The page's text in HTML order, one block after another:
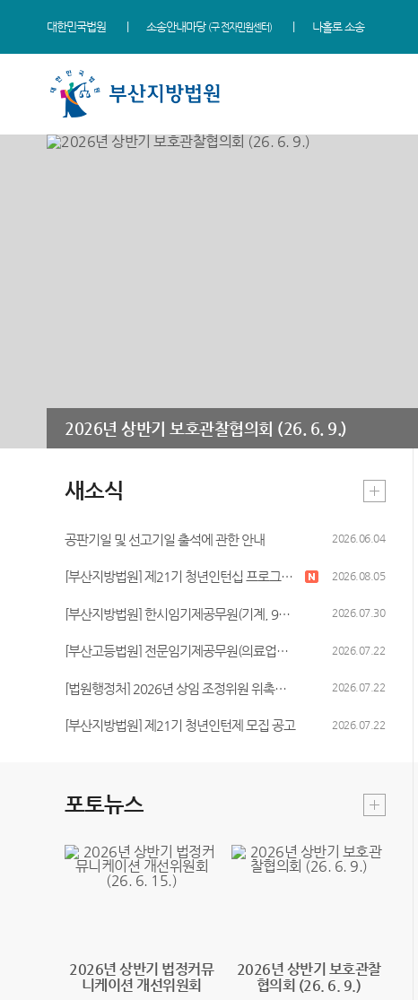
대한민국법원 소송안내마당 (구 전자민원센터) 나홀로 소송
찾아오시는길
무인등본발급기 안내
자료실
2026년 상반기 보호관찰협의회 (26. 6. 9.)
새소식
공판기일 및 선고기일 출석에 관한 안내 2026.06.04
[부산지방법원] 제21기 청년인턴십 프로그램 선정자 명단 공고 2026.08.05
[부산지방법원] 한시임기제공무원(기계, 9호) 채용시험 시행계획 공고 2026.07.30
[부산고등법원] 전문임기제공무원(의료업무담당,가급) 경력경쟁채용시험 시행계획 공고 2026.07.22
[법원행정처] 2026년 상임 조정위원 위촉계획 공고 2026.07.22
[부산지방법원] 제21기 청년인턴제 모집 공고 2026.07.22
포토뉴스
2026년 상반기 법정커뮤
니케이션 개선위원회
2026년 상반기 보호관찰
협의회 (26. 6. 9.)